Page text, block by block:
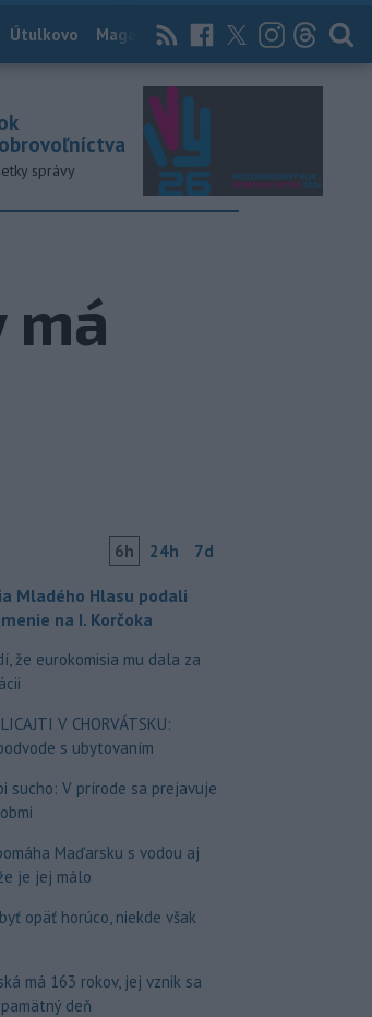
Útulkovo Magazín News Now Archív
správy
má
6h 24h 7d
Mladého Hlasu podali
na I. Korčoka
že eurokomisia mu dala za
V CHORVÁTSKU:
s ubytovaním
sucho: V prírode sa prejavuje
Maďarsku s vodou aj
je jej málo
opäť horúco, niekde však
má 163 rokov, jej vznik sa
deň